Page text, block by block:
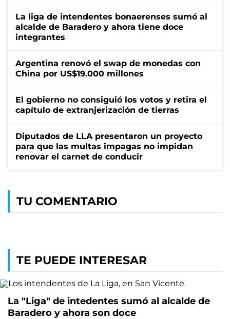
La liga de intendentes bonaerenses sumó al
alcalde de Baradero y ahora tiene doce
integrantes
Argentina renovó el swap de monedas con
China por US$19.000 millones
El gobierno no consiguió los votos y retira el
capítulo de extranjerización de tierras
Diputados de LLA presentaron un proyecto
para que las multas impagas no impidan
renovar el carnet de conducir
TU COMENTARIO
TE PUEDE INTERESAR
La "Liga" de intedentes sumó al alcalde de
Baradero y ahora son doce